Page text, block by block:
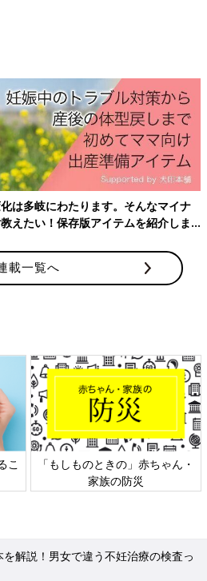
にカウンセリングを受けて、検査を
す。
にさまざまな影響を与え、正常な妊
をしています。
分泌量を調べます。
刺激ホルモンを調べます。この値が
ど不妊の原因になります。
ます。
すホルモンです。排卵障害や多嚢胞
状態を整え、高温期に着床を助けま
に使用されることも。
分泌を促します。低温期に行う検
は多岐にわたります。そんなマイナ
えたい！保存版アイテムを紹介しま
載一覧へ
こ
「もしものときの」赤ちゃん・
家族の防災
を解説！男女で違う不妊治療の検査っ